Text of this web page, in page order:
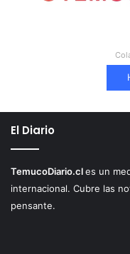
El Diario
TemucoDiario.cles un
internacional. Cubre las
pensante.